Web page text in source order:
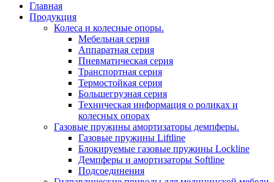
Главная
Продукция
Колеса и колесные опоры.
Мебельная серия
Аппаратная серия
Пневматическая серия
Транспортная серия
Термостойкая серия
Большегрузная серия
Техническая информация о роликах и
колесных опорах
Газовые пружины амортизаторы демпферы.
Газовые пружины Liftline
Блокируемые газовые пружины Lockline
Демпферы и амортизаторы Softline
Подсоединения